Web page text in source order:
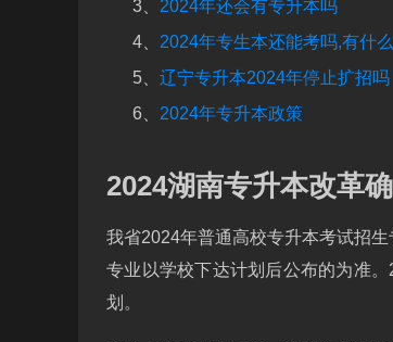
3、 2024年还会有专升本吗
4、 2024年专生本还能考吗,有什
5、 辽宁专升本2024年停止扩招吗
6、 2024年专升本政策
2024湖南专升本改革
我省2024年普通高校专升本考试招
专业以学校下达计划后公布的为准
划。